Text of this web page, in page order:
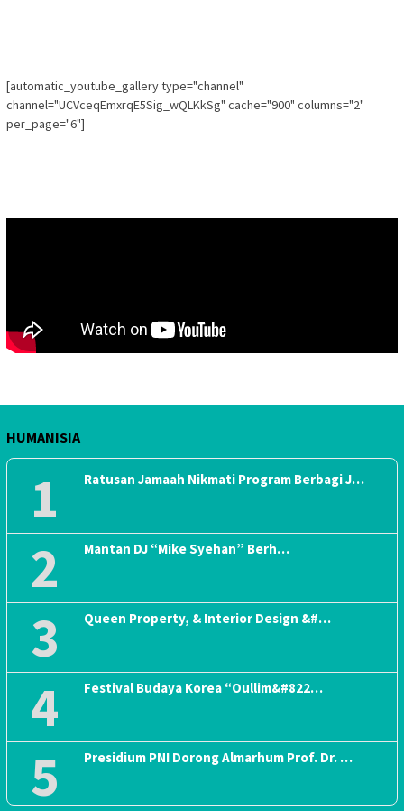
[automatic_youtube_gallery type="channel"
channel="UCVceqEmxrqE5Sig_wQLKkSg" cache="900" columns="2"
per_page="6"]
HUMANISIA
1 Ratusan Jamaah Nikmati Program Berbagi J…
2 Mantan DJ “Mike Syehan” Berh…
3 Queen Property, & Interior Design &#…
4 Festival Budaya Korea “Oullim&#822…
5 Presidium PNI Dorong Almarhum Prof. Dr. …